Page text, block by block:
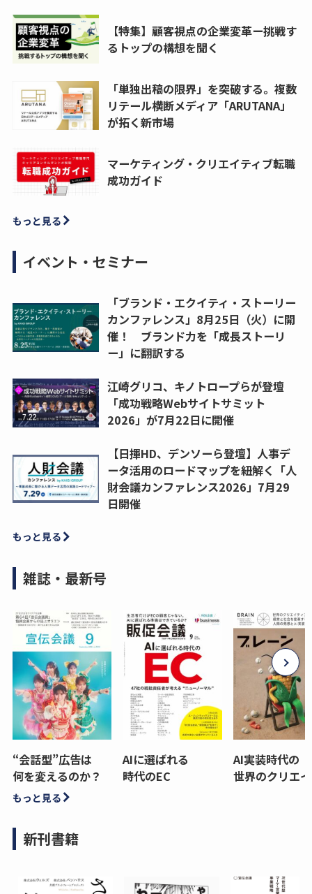
【特集】顧客視点の企業変革ー挑戦す
るトップの構想を聞く
「単独出稿の限界」を突破する。複数
リテール横断メディア「ARUTANA」
が拓く新市場
マーケティング・クリエイティブ転職
成功ガイド
もっと見る
イベント・セミナー
「ブランド・エクイティ・ストーリー
カンファレンス」8月25日（火）に開
催！ ブランド力を「成長ストーリ
ー」に翻訳する
江崎グリコ、キノトロープらが登壇
「成功戦略Webサイトサミット
2026」が7月22日に開催
【日揮HD、デンソーら登壇】人事デ
ータ活用のロードマップを紐解く「人
財会議カンファレンス2026」7月29
日開催
もっと見る
雑誌・最新号
“会話型”広告は
何を変えるのか？
AIに選ばれる
時代のEC
AI実装時代の
世界のクリエ
もっと見る
新刊書籍